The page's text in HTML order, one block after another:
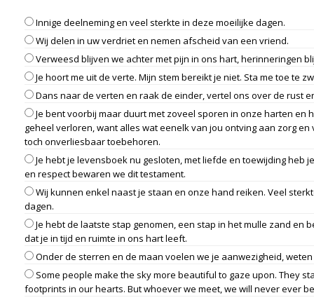
Innige deelneming en veel sterkte in deze moeilijke dagen.
Wij delen in uw verdriet en nemen afscheid van een vriend.
Verweesd blijven we achter met pijn in ons hart, herinneringen
Je hoort me uit de verte. Mijn stem bereikt je niet. Sta me toe te
Dans naar de verten en raak de einder, vertel ons over de rust
Je bent voorbij maar duurt met zoveel sporen in onze harten en
geheel verloren, want alles wat eenelk van jou ontving aan zorg
toch onverliesbaar toebehoren.
Je hebt je levensboek nu gesloten, met liefde en toewijding heb
en respect bewaren we dit testament.
Wij kunnen enkel naast je staan en onze hand reiken. Veel
dagen.
Je hebt de laatste stap genomen, een stap in het mulle zand en
dat je in tijd en ruimte in ons hart leeft.
Onder de sterren en de maan voelen we je aanwezigheid,
Some people make the sky more beautiful to gaze upon. They
footprints in our hearts. But whoever we meet, we will never ever